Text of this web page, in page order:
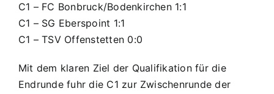
Landshut:
Platz
C1 – FC Bonbruck/Bodenkirchen 1:1
C1 – SG Eberspoint 1:1
C1 – TSV Offenstetten 0:0
Mit dem klaren Ziel der Qualifikation für die
Endrunde fuhr die C1 zur Zwischenrunde der